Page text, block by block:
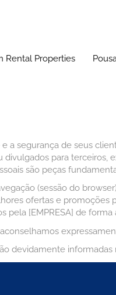
Rental Properties
São Paulo
a segurança de seus
para
são peças
(sessão do
ofertas e
pela [EMPRESA] de
devidamente informadas